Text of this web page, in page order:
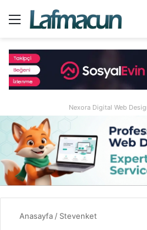
Menü
Nexora Digital Web
Anasayfa/ Stevenket